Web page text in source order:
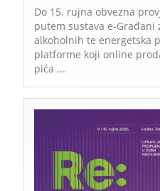
Do 15. rujna obvezna
putem sustava e-
alkoholnih te energetska
platforme koji online
pića ...